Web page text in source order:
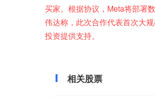
买家。根据协议，Meta将部署
伟达称，此次合作代表首次大
投资提供支持。
相关股票